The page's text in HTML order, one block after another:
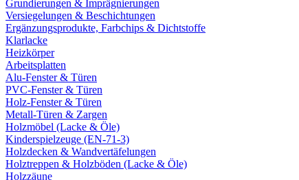
Grundierungen & Imprägnierungen
Versiegelungen & Beschichtungen
Ergänzungsprodukte, Farbchips & Dichtstoffe
Klarlacke
Heizkörper
Arbeitsplatten
Alu-Fenster & Türen
PVC-Fenster & Türen
Holz-Fenster & Türen
Metall-Türen & Zargen
Holzmöbel (Lacke & Öle)
Kinderspielzeuge (EN-71-3)
Holzdecken & Wandvertäfelungen
Holztreppen & Holzböden (Lacke & Öle)
Holzzäune